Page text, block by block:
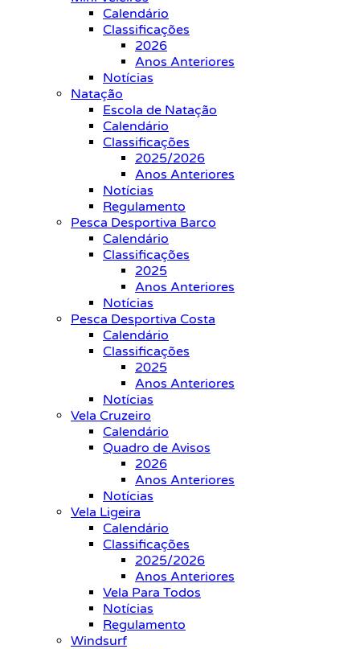
Calendário
Classificações
2026
Anos Anteriores
Notícias
Natação
Escola de Natação
Calendário
Classificações
2025/2026
Anos Anteriores
Notícias
Regulamento
Pesca Desportiva Barco
Calendário
Classificações
2025
Anos Anteriores
Notícias
Pesca Desportiva Costa
Calendário
Classificações
2025
Anos Anteriores
Notícias
Vela Cruzeiro
Calendário
Quadro de Avisos
2026
Anos Anteriores
Notícias
Vela Ligeira
Calendário
Classificações
2025/2026
Anos Anteriores
Vela Para Todos
Notícias
Regulamento
Windsurf